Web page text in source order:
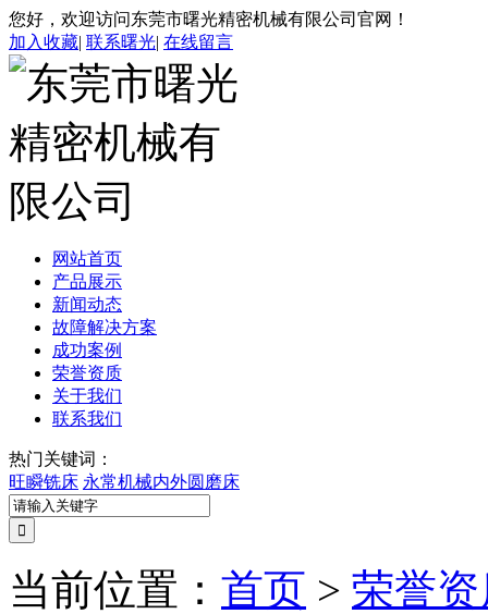
您好，欢迎访问东莞市曙光精密机械有限公司官网！
加入收藏| 联系曙光| 在线留言
网站首页
产品展示
新闻动态
故障解决方案
成功案例
荣誉资质
关于我们
联系我们
热门关键词：
旺瞬铣床 永常机械内外圆磨床
当前位置： 首页 > 荣誉